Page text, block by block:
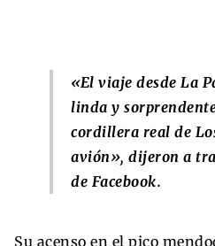
«El viaje desde La
linda y
cordillera real de
avión», dijeron a
de Facebook.
Su acenso en el pico